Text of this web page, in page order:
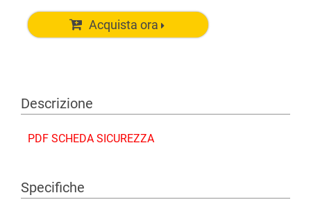
Acquista ora
Descrizione
PDF SCHEDA SICUREZZA
Specifiche